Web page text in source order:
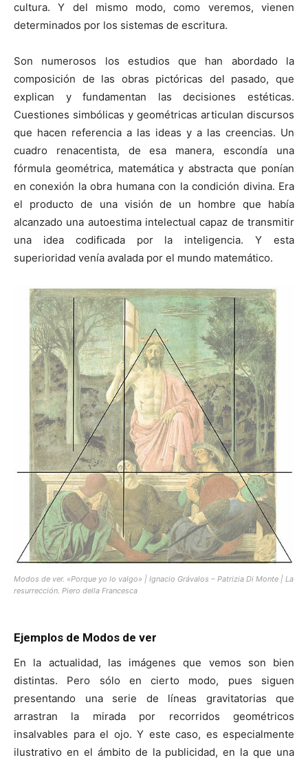
cultura. Y del mismo modo, como veremos, vienen
determinados por los sistemas de escritura.
Son numerosos los estudios que han abordado la
composición de las obras pictóricas del pasado, que
explican y fundamentan las decisiones estéticas.
Cuestiones simbólicas y geométricas articulan discursos
que hacen referencia a las ideas y a las creencias. Un
cuadro renacentista, de esa manera, escondía una
fórmula geométrica, matemática y abstracta que ponían
en conexión la obra humana con la condición divina. Era
el producto de una visión de un hombre que había
alcanzado una autoestima intelectual capaz de transmitir
una idea codificada por la inteligencia. Y esta
superioridad venía avalada por el mundo matemático.
Modos de ver. «Porque yo lo valgo» | Ignacio Grávalos – Patrizia Di Monte | La
resurrección. Piero della Francesca
Ejemplos de Modos de ver
En la actualidad, las imágenes que vemos son bien
distintas. Pero sólo en cierto modo, pues siguen
presentando una serie de líneas gravitatorias que
arrastran la mirada por recorridos geométricos
insalvables para el ojo. Y este caso, es especialmente
ilustrativo en el ámbito de la publicidad, en la que una